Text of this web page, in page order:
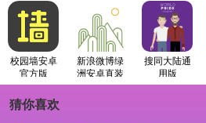
校园墙安卓
官方版
新浪微博绿
洲安卓直装
版
搜同大陆通
用版
猜你喜欢